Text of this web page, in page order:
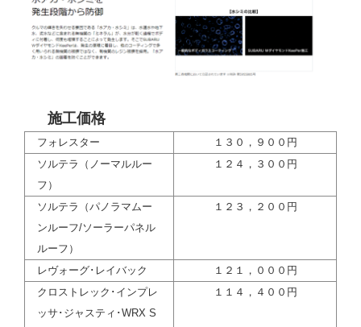
施工価格
フォレスター
１３０，９００円
ソルテラ（ノーマルルー
フ）
１２４，３００円
ソルテラ（パノラマムー
ンルーフ/ソーラーパネル
ルーフ）
１２３，２００円
レヴォーグ･レイバック
１２１，０００円
クロストレック･インプレ
ッサ･ジャスティ･WRX S
１１４，４００円